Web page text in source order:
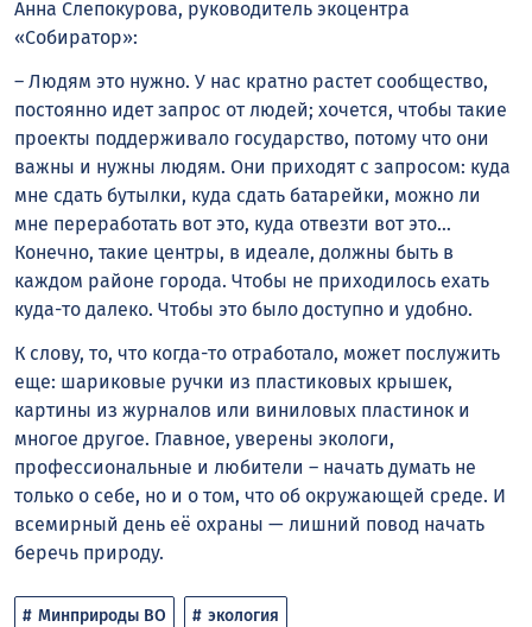
Анна Слепокурова, руководитель экоцентра
«Собиратор»:
– Людям это нужно. У нас кратно растет сообщество,
постоянно идет запрос от людей; хочется, чтобы такие
проекты поддерживало государство, потому что они
важны и нужны людям. Они приходят с запросом: куда
мне сдать бутылки, куда сдать батарейки, можно ли
мне переработать вот это, куда отвезти вот это…
Конечно, такие центры, в идеале, должны быть в
каждом районе города. Чтобы не приходилось ехать
куда-то далеко. Чтобы это было доступно и удобно.
К слову, то, что когда-то отработало, может послужить
еще: шариковые ручки из пластиковых крышек,
картины из журналов или виниловых пластинок и
многое другое. Главное, уверены экологи,
профессиональные и любители – начать думать не
только о себе, но и о том, что об окружающей среде. И
всемирный день её охраны — лишний повод начать
беречь природу.
Минприроды ВО экология